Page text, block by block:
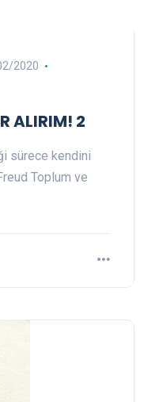
2020
ALIRIM! 2
sürece kendini
Toplum ve